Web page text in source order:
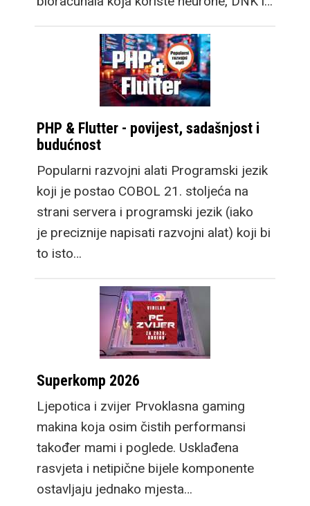
PHP & Flutter - povijest, sadašnjost i
budućnost
Popularni razvojni alati Programski jezik
koji je postao COBOL 21. stoljeća na
strani servera i programski jezik (iako
je preciznije napisati razvojni alat) koji bi
to isto…
Superkomp 2026
Ljepotica i zvijer Prvoklasna gaming
makina koja osim čistih performansi
također mami i poglede. Usklađena
rasvjeta i netipične bijele komponente
ostavljaju jednako mjesta…